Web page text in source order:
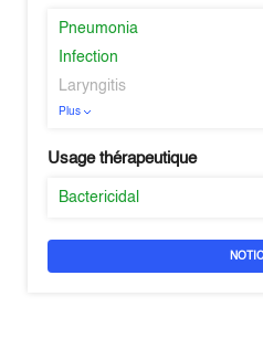
Pneumonia
Infection
Laryngitis
Plus
Usage thérapeutique
Bactericidal